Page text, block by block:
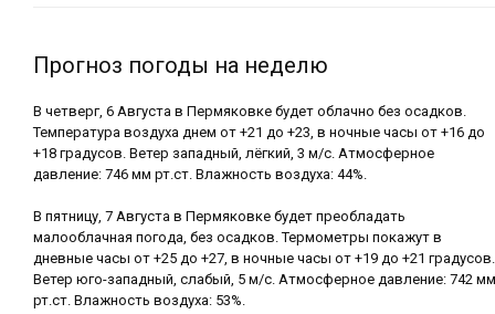
Прогноз погоды на неделю
В четверг, 6 Августа в Пермяковке будет облачно без осадков.
Температура воздуха днем от +21 до +23, в ночные часы от +16 до
+18 градусов. Ветер западный, лёгкий, 3 м/с. Атмосферное
давление: 746 мм рт.ст. Влажность воздуха: 44%.
В пятницу, 7 Августа в Пермяковке будет преобладать
малооблачная погода, без осадков. Термометры покажут в
дневные часы от +25 до +27, в ночные часы от +19 до +21 градусов.
Ветер юго-западный, слабый, 5 м/с. Атмосферное давление: 742 мм
рт.ст. Влажность воздуха: 53%.